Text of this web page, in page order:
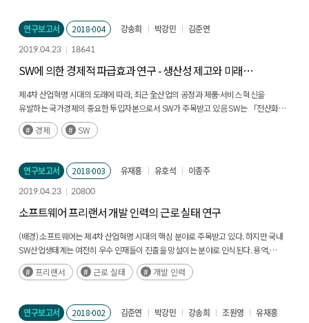
연구보고서 2018-004 강송희 박강민
김준연
2019.04.23
18641
SW에 의한 경제적 파급효과 연구 - 생산성 제고와 미래
노동구조 변화 -
제4차 산업혁명 시대의 도래에 따라, 최근 全산업의 공정과 제품·서비스 혁신을
유발하는 국가경제의 중요한 투입자본으로서 SW가 주목받고 있음 SW는 「전산화→
정보화→디지털 전환」의 시기를 거치면서 투입자본의 하나로서 경제성장에 기여해
왔고(후략)
경제 SW
연구보고서 2018-003 유재흥 유호석
이종주
2019.04.23
20800
소프트웨어 프리랜서 개발 인력의 근로 실태 연구
(배경) 소프트웨어는 제4차 산업혁명 시대의 핵심 분야로 주목받고 있다. 하지만 국내
SW산업생태계는 여전히 우수 인재들이 진출을 망설이는 분야로 인식된다. 용역,
하청위주의 SW개발 사업에 참여하는 국내 기업들은 참여 인력을 기업의 자산이 아닌
비용으로 인식하는 경향이 있다. 이에 개발인력에 대한 단가 후려치기, 불법 인력
근로자로서 법적 보호를 받지 (후략)
프리랜서 근로 실태 개발 인력
연구보고서 2018-002 김준연 박강민 강송희 조원영
유재흥